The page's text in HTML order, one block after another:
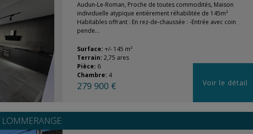
Audun-Le-Roman, Proche de toutes commodités, Maison
individuelle atypique entièrement réhabilitée de 145m²
Habitables offrant : En rez-de-chaussée : -Entrée avec coin
pende...
Surface: +/- 145 m²
Terrain: 2,75 ares
Pièce: 6
Chambre: 4
279 900 € Voir le détail
LOMMERANGE